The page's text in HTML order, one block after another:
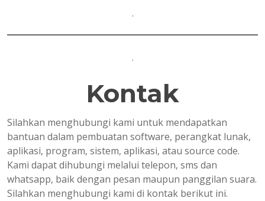
.
.
Kontak
Silahkan menghubungi kami untuk mendapatkan
bantuan dalam pembuatan software, perangkat lunak,
aplikasi, program, sistem, aplikasi, atau source code.
Kami dapat dihubungi melalui telepon, sms dan
whatsapp, baik dengan pesan maupun panggilan suara.
Silahkan menghubungi kami di kontak berikut ini.